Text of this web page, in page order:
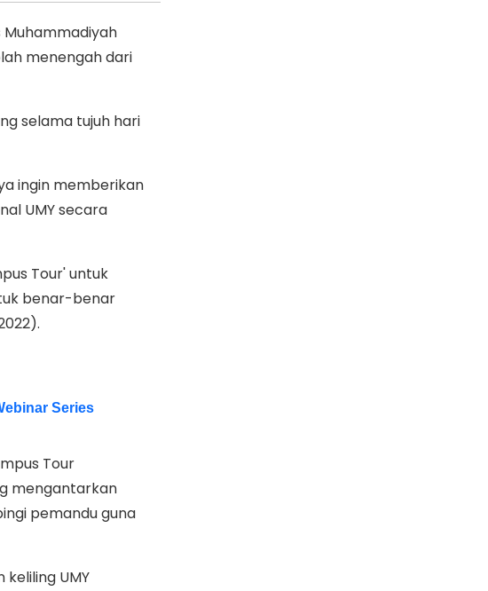
Muhammadiyah
menengah dari
selama tujuh hari
ingin memberikan
UMY secara
Tour' untuk
benar-benar
Series
Tour
mengantarkan
pemandu guna
UMY